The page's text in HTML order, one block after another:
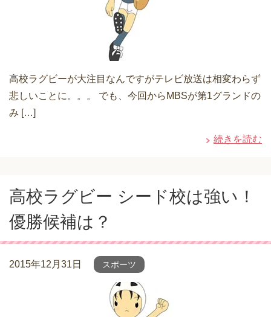
高校ラグビーが大注目なんですがテレビ放送は相変わらず
悲しいことに。。。 でも、今回からMBSが第1グランドの
み […]
続きを読む
高校ラグビー シード校は強い！
優勝候補は？
2015年12月31日 スポーツ